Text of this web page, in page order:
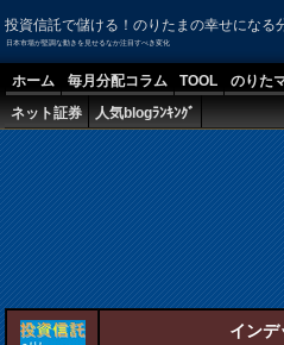
投資信託で儲ける！のりたまの幸せになる
日本市場が堅調な動きを見せるなか注目すべき変化
ホーム 毎月分配コラム TOOL のりた
ネット証券
人気blogﾗﾝｷﾝｸﾞ
インデ